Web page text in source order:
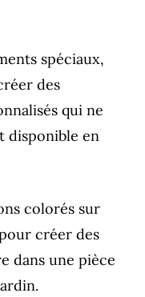
spéciaux,
des
qui ne
disponible en
colorés sur
créer des
dans une pièce